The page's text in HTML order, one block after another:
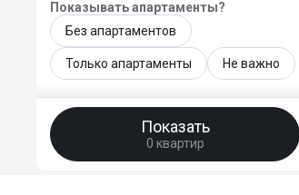
Показывать апартаменты?
Без апартаментов
Только апартаменты Не важно
Общая площадь, м²
—
Показать
0 квартир